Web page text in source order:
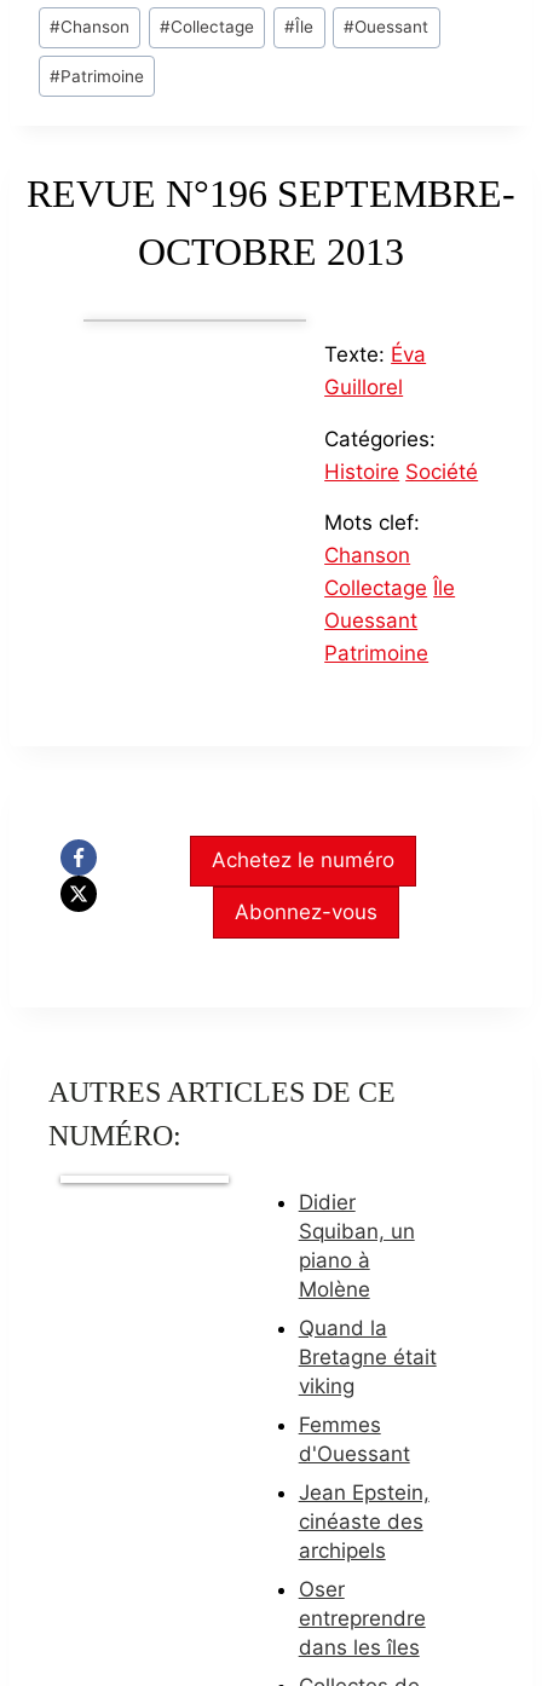
Post
Tags:
#Chanson #Collectage #Île #Ouessant
#Patrimoine
REVUE N°196 SEPTEMBRE-
OCTOBRE 2013
Texte: Éva
Guillorel
Catégories:
Histoire Société
Mots clef:
Chanson
Collectage Île
Ouessant
Patrimoine
Achetez le numéro
Abonnez-vous
AUTRES ARTICLES DE CE
NUMÉRO:
Didier
Squiban, un
piano à
Molène
Quand la
Bretagne était
viking
Femmes
d'Ouessant
Jean Epstein,
cinéaste des
archipels
Oser
entreprendre
dans les îles